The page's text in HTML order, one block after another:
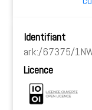
Identifiant
ark:/67375/
Licence